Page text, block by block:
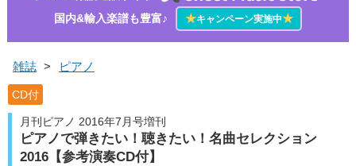
国内&輸入楽譜も豊富♪
★キャンペーン実施中★
雑誌 > ピアノ
CD付
月刊ピアノ 2016年7月号増刊
ピアノで弾きたい！聴きたい！名曲セレクション
2016【参考演奏CD付】